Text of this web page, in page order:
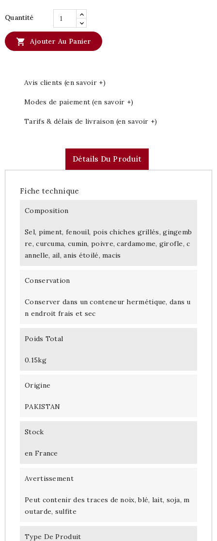
Quantité
 Ajouter Au Panier
Avis clients (en savoir +)
Modes de paiement (en savoir +)
Tarifs & délais de livraison (en savoir +)
Détails Du Produit
Fiche technique
Composition
Sel, piment, fenouil, pois chiches grillés, gingemb
re, curcuma, cumin, poivre, cardamome, girofle, c
annelle, ail, anis étoilé, macis
Conservation
Conserver dans un conteneur hermétique, dans u
n endroit frais et sec
Poids Total
0.15kg
Origine
PAKISTAN
Stock
en France
Avertissement
Peut contenir des traces de noix, blé, lait, soja, m
outarde, sulfite
Type De Produit